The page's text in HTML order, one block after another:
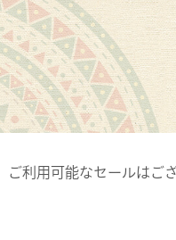
ご利用可能なセールはご